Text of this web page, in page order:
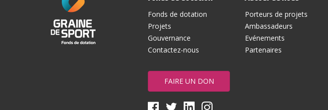
Fonds de dotation
Projets
Gouvernance
Contactez-nous
FAIRE UN DON
Porteurs de projets
Ambassadeurs
Evénements
Partenaires